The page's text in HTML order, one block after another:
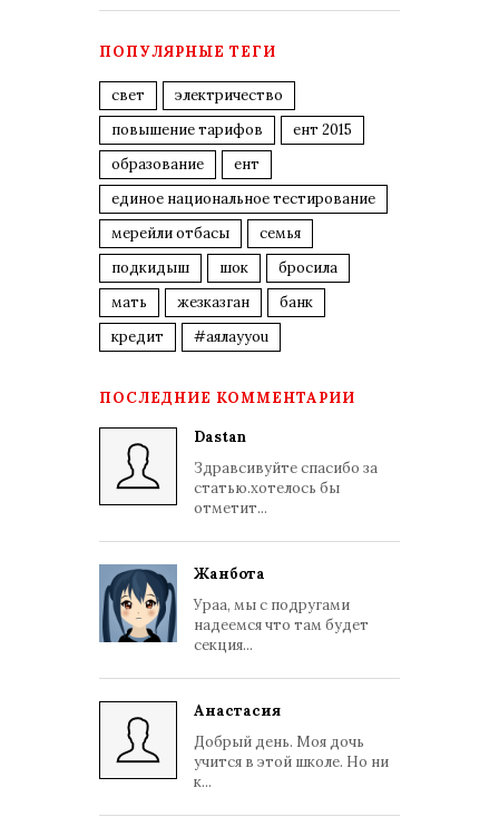
ПОПУЛЯРНЫЕ ТЕГИ
свет
электричество
повышение тарифов
ент 2015
образование
ент
единое национальное тестирование
мерейли отбасы
семья
подкидыш
шок
бросила
мать
жезказган
банк
кредит
#аялауyou
ПОСЛЕДНИЕ КОММЕНТАРИИ
Dastan
Здравсивуйте спасибо за
статью.хотелось бы
отметит...
Жанбота
Ураа, мы с подругами
надеемся что там будет
секция...
Анастасия
Добрый день. Моя дочь
учится в этой школе. Но ни
к...